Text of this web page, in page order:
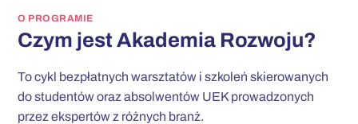
O PROGRAMIE
Czym jest Akademia Rozwoju?
To cykl bezpłatnych warsztatów i szkoleń skierowanych
do studentów oraz absolwentów UEK prowadzonych
przez ekspertów z różnych branż.